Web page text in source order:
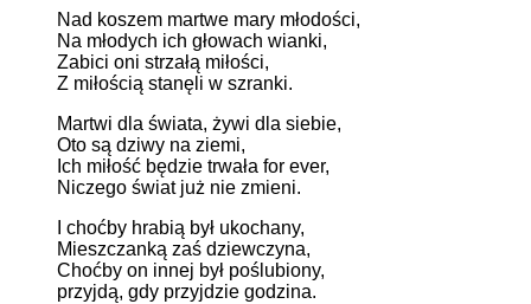
Nad koszem martwe mary młodości,
Na młodych ich głowach wianki,
Zabici oni strzałą miłości,
Z miłością stanęli w szranki.
Martwi dla świata, żywi dla siebie,
Oto są dziwy na ziemi,
Ich miłość będzie trwała for ever,
Niczego świat już nie zmieni.
I choćby hrabią był ukochany,
Mieszczanką zaś dziewczyna,
Choćby on innej był poślubiony,
przyjdą, gdy przyjdzie godzina.